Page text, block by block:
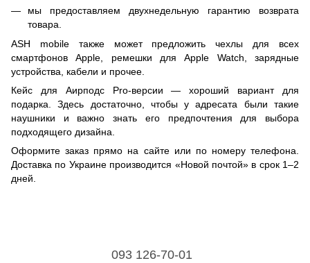
мы предоставляем двухнедельную гарантию возврата
товара.
ASH mobile также может предложить чехлы для всех
смартфонов Apple, ремешки для Apple Watch, зарядные
устройства, кабели и прочее.
Кейс для Аирподс Рro-версии — хороший вариант для
подарка. Здесь достаточно, чтобы у адресата были такие
наушники и важно знать его предпочтения для выбора
подходящего дизайна.
Оформите заказ прямо на сайте или по номеру телефона.
Доставка по Украине производится «Новой почтой» в срок 1–2
дней.
093 126-70-01